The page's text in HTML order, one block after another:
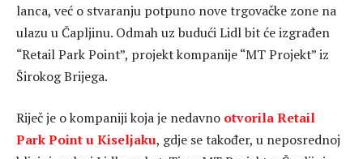
lanca, već o stvaranju potpuno nove trgovačke zone na
ulazu u Čapljinu. Odmah uz budući Lidl bit će izgrađen
“Retail Park Point”, projekt kompanije “MT Projekt” iz
Širokog Brijega.
Riječ je o kompaniji koja je nedavno otvorila Retail
Park Point u Kiseljaku, gdje se također, u neposrednoj